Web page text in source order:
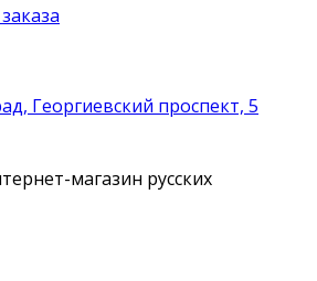
Георгиевский проспект, 5
магазин русских